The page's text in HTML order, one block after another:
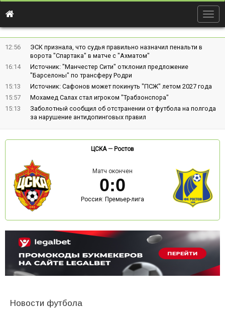
12:56
ЭСК признала, что судья правильно назначил пенальти в
ворота "Спартака" в матче с "Ахматом"
16:14
Источник: "Манчестер Сити" отклонил предложение
"Барселоны" по трансферу Родри
15:13
Источник: Сафонов может покинуть "ПСЖ" летом 2027 года
15:57
Мохамед Салах стал игроком "Трабзонспора"
15:13
Заболотный сообщил об отстранении от футбола на полгода
за нарушение антидопинговых правил
ЦСКА— Ростов
Матч окончен
0:0
Россия: Премьер-лига
Новости футбола